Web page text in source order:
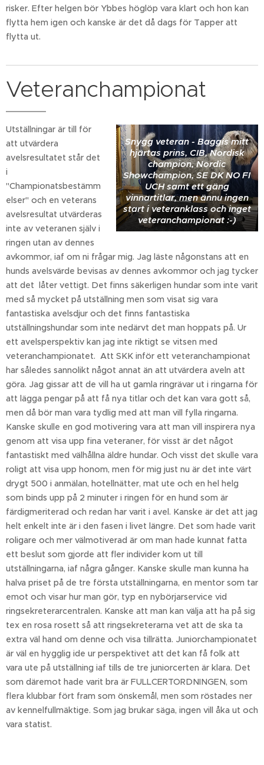
risker. Efter helgen bör Ybbes höglöp vara klart och hon kan
flytta hem igen och kanske är det då dags för Tapper att
flytta ut.
Veteranchampionat
Snygg veteran - Baggis mitt
hjärtas prins, CIB, Nordisk
champion, Nordic
Showchampion, SE DK NO FI
UCH samt ett gäng
vinnartitlar, men ännu ingen
start i veteranklass och inget
veteranchampionat :-)
Utställningar är till för
att utvärdera
avelsresultatet står det
i
"Championatsbestämm
elser" och en veterans
avelsresultat utvärderas
inte av veteranen själv i
ringen utan av dennes
avkommor, iaf om ni frågar mig. Jag läste någonstans att en
hunds avelsvärde bevisas av dennes avkommor och jag tycker
att det låter vettigt. Det finns säkerligen hundar som inte varit
med så mycket på utställning men som visat sig vara
fantastiska avelsdjur och det finns fantastiska
utställningshundar som inte nedärvt det man hoppats på. Ur
ett avelsperspektiv kan jag inte riktigt se vitsen med
veteranchampionatet. Att SKK inför ett veteranchampionat
har således sannolikt något annat än att utvärdera aveln att
göra. Jag gissar att de vill ha ut gamla ringrävar ut i ringarna för
att lägga pengar på att få nya titlar och det kan vara gott så,
men då bör man vara tydlig med att man vill fylla ringarna.
Kanske skulle en god motivering vara att man vill inspirera nya
genom att visa upp fina veteraner, för visst är det något
fantastiskt med välhållna äldre hundar. Och visst det skulle vara
roligt att visa upp honom, men för mig just nu är det inte värt
drygt 500 i anmälan, hotellnätter, mat ute och en hel helg
som binds upp på 2 minuter i ringen för en hund som är
färdigmeriterad och redan har varit i avel. Kanske är det att jag
helt enkelt inte är i den fasen i livet längre. Det som hade varit
roligare och mer välmotiverad är om man hade kunnat fatta
ett beslut som gjorde att fler individer kom ut till
utställningarna, iaf några gånger. Kanske skulle man kunna ha
halva priset på de tre första utställningarna, en mentor som tar
emot och visar hur man gör, typ en nybörjarservice vid
ringsekreterarcentralen. Kanske att man kan välja att ha på sig
tex en rosa rosett så att ringsekreterarna vet att de ska ta
extra väl hand om denne och visa tillrätta. Juniorchampionatet
är väl en hygglig ide ur perspektivet att det kan få folk att
vara ute på utställning iaf tills de tre juniorcerten är klara. Det
som däremot hade varit bra är FULLCERTORDNINGEN, som
flera klubbar fört fram som önskemål, men som röstades ner
av kennelfullmäktige. Som jag brukar säga, ingen vill åka ut och
vara statist.